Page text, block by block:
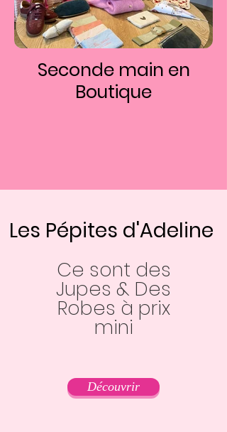
Seconde main en
Boutique
Les Pépites d'Adeline
Ce sont des
Jupes & Des
Robes à prix
mini
Découvrir